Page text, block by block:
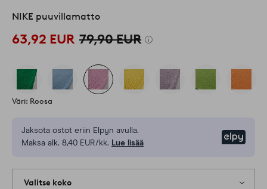
NIKE puuvillamatto
63,92 EUR 79,90 EUR
Väri: Roosa
Jaksota ostot eriin Elpyn avulla.
Maksa alk. 8,40 EUR/kk. Lue lisää
Valitse koko